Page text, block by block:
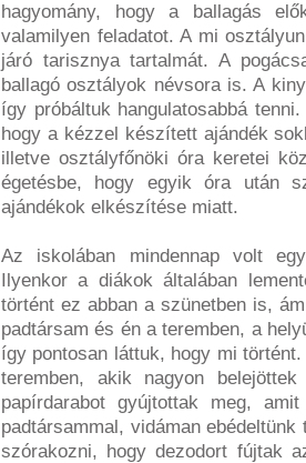
hagyomány, hogy a ballagás
valamilyen feladatot. A mi
járó tarisznya tartalmát. A
ballagó osztályok névsora is. A
így próbáltuk hangulatosabbá
hogy a kézzel készített ajándék
illetve osztályfőnöki óra keretei
égetésbe, hogy egyik óra után
ajándékok elkészítése miatt.
Az iskolában mindennap volt
Ilyenkor a diákok általában
történt ez abban a szünetben is,
padtársam és én a teremben, a
így pontosan láttuk, hogy mi
teremben, akik nagyon
papírdarabot gyújtottak meg,
padtársammal, vidáman
szórakozni, hogy dezodort fújtak